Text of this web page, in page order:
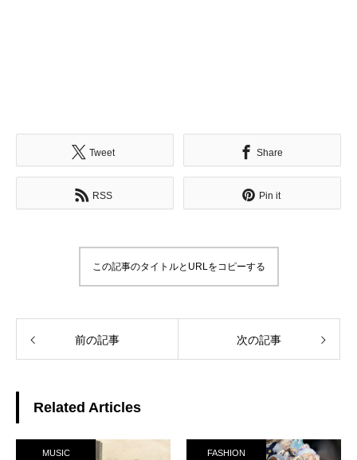
Tweet Share
RSS Pin it
この記事のタイトルとURLをコピーする
前の記事 次の記事
Related Articles
MUSIC FASHION